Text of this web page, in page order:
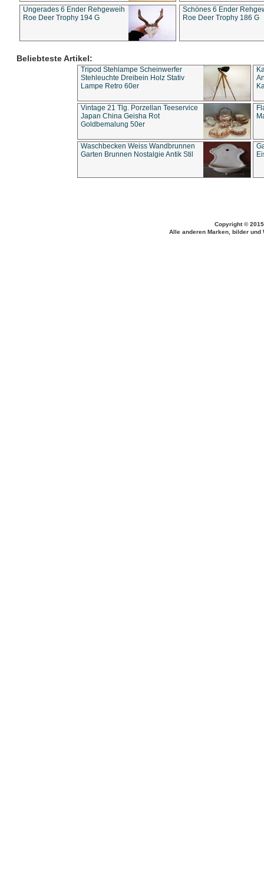
Ungerades 6 Ender Rehgeweih
Roe Deer Trophy 194 G
Schönes 6 Ender
Roe Deer Trophy 186 G
Beliebteste Artikel:
Tripod Stehlampe Scheinwerfer
Stehleuchte Dreibein Holz Stativ
Lampe Retro 60er
Vintage 21 Tlg. Porzellan Teeservice
Japan China Geisha Rot
Goldbemalung 50er
Waschbecken Weiss Wandbrunnen
Garten Brunnen Nostalgie Antik Stil
Copyright ©
Alle anderen Marken, bilder und